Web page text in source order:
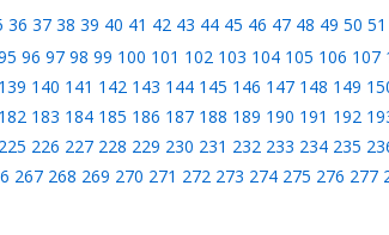
36 37 38 39 40 41 42 43 44 45 46 47 48 49 50 51
96 97 98 99 100 101 102 103 104 105 106 107
139 140 141 142 143 144 145 146 147 148 149
182 183 184 185 186 187 188 189 190 191 192
225 226 227 228 229 230 231 232 233 234 235
267 268 269 270 271 272 273 274 275 276 277